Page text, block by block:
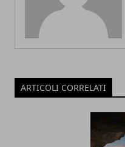
ARTICOLI CORRELATI